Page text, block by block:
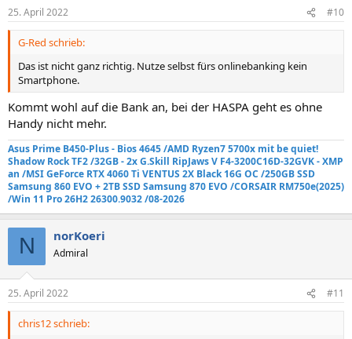
25. April 2022 #10
G-Red schrieb:
Das ist nicht ganz richtig. Nutze selbst fürs onlinebanking kein
Smartphone.
Kommt wohl auf die Bank an, bei der HASPA geht es ohne
Handy nicht mehr.
Asus Prime B450-Plus - Bios 4645 /AMD Ryzen7 5700x mit be quiet!
Shadow Rock TF2/32GB - 2x G.Skill RipJaws V F4-3200C16D-32GVK - XMP
an /MSI GeForce RTX 4060 Ti VENTUS 2X Black 16G OC /250GB SSD
Samsung 860 EVO +2TB SSD Samsung 870 EVO /CORSAIR RM750e(2025)
/Win 11 Pro 26H2 26300.9032 /08-2026
N norKoeri
Admiral
25. April 2022 #11
chris12 schrieb: